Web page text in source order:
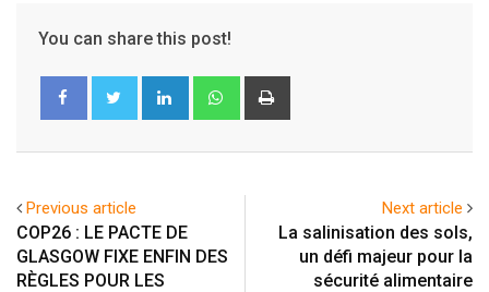
You can share this post!
LinkedIn Whatsapp
Previous article
COP26 : LE PACTE DE
GLASGOW FIXE ENFIN DES
RÈGLES POUR LES
Next article
La salinisation des sols,
un défi majeur pour la
sécurité alimentaire